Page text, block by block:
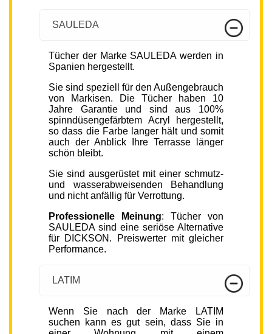
SAULEDA
Tücher der Marke SAULEDA werden in
Spanien hergestellt.
Sie sind speziell für den Außengebrauch
von Markisen. Die Tücher haben 10
Jahre Garantie und sind aus 100%
spinndüsengefärbtem Acryl hergestellt,
so dass die Farbe langer hält und somit
auch der Anblick Ihre Terrasse länger
schön bleibt.
Sie sind ausgerüstet mit einer schmutz-
und wasserabweisenden Behandlung
und nicht anfällig für Verrottung.
Professionelle Meinung: Tücher von
SAULEDA sind eine seriöse Alternative
für DICKSON. Preiswerter mit gleicher
Performance.
LATIM
Wenn Sie nach der Marke LATIM
suchen kann es gut sein, dass Sie in